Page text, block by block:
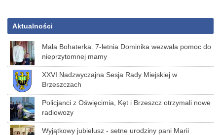
Aktualności
Mała Bohaterka. 7-letnia Dominika wezwała pomoc do
nieprzytomnej mamy
XXVI Nadzwyczajna Sesja Rady Miejskiej w
Brzeszczach
Policjanci z Oświęcimia, Kęt i Brzeszcz otrzymali nowe
radiowozy
Wyjątkowy jubielusz - setne urodziny pani Marii